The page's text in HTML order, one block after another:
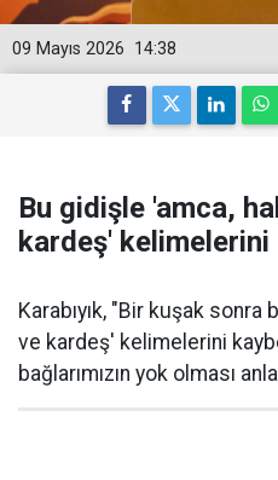
14:38
09 Mayıs 2026
Bu gidişle 'amca,
kardeş'
Karabıyık, "Bir kuşak sonra
ve kardeş' kelimelerini
bağlarımızın yok olması